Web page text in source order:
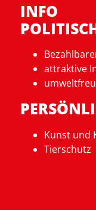
INFO
attraktive
Kunst und
Tierschutz